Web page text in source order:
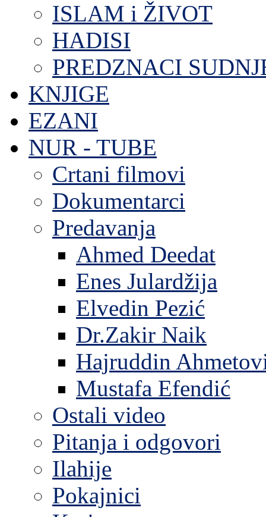
ISLAM i ŽIVOT
HADISI
PREDZNACI
KNJIGE
EZANI
NUR - TUBE
Crtani filmovi
Dokumentarci
Predavanja
Ahmed Deedat
Enes Julardžija
Elvedin Pezić
Dr.Zakir Naik
Hajruddin
Mustafa Efendić
Ostali video
Pitanja i odgovori
Ilahije
Pokajnici